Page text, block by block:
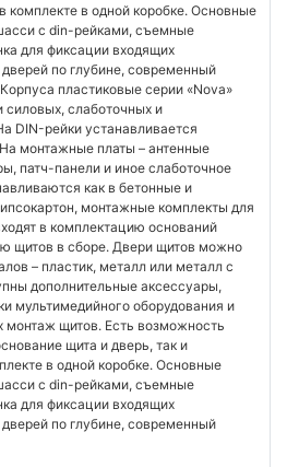
комплекте в одной коробке. Основные
с din-рейками, съемные
для фиксации входящих
по глубине, современный
пластиковые серии «Nova»
силовых, слаботочных и
DIN-рейки устанавливается
монтажные платы – антенные
патч-панели и иное слаботочное
как в бетонные и
монтажные комплекты для
в комплектацию оснований
щитов в сборе. Двери щитов можно
– пластик, металл или металл с
дополнительные аксессуары,
мультимедийного оборудования и
щитов. Есть возможность
щита и дверь, так и
в одной коробке. Основные
с din-рейками, съемные
для фиксации входящих
по глубине, современный